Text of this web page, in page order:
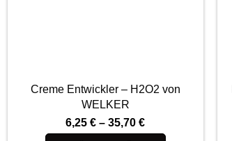
Creme Entwickler – H2O2 von
WELKER
6,25€ –35,70€